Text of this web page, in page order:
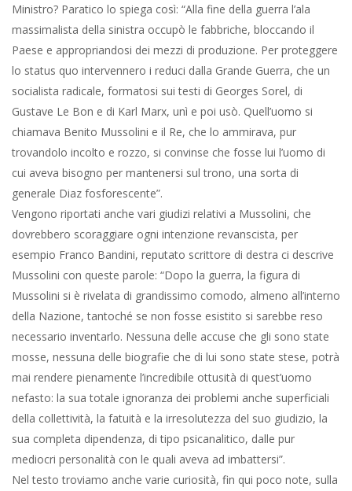
Ministro? Paratico lo spiega così: “Alla fine della guerra l’ala
massimalista della sinistra occupò le fabbriche, bloccando il
Paese e appropriandosi dei mezzi di produzione. Per proteggere
lo status quo intervennero i reduci dalla Grande Guerra, che un
socialista radicale, formatosi sui testi di Georges Sorel, di
Gustave Le Bon e di Karl Marx, unì e poi usò. Quell’uomo si
chiamava Benito Mussolini e il Re, che lo ammirava, pur
trovandolo incolto e rozzo, si convinse che fosse lui l’uomo di
cui aveva bisogno per mantenersi sul trono, una sorta di
generale Diaz fosforescente”.
Vengono riportati anche vari giudizi relativi a Mussolini, che
dovrebbero scoraggiare ogni intenzione revanscista, per
esempio Franco Bandini, reputato scrittore di destra ci descrive
Mussolini con queste parole: “Dopo la guerra, la figura di
Mussolini si è rivelata di grandissimo comodo, almeno all’interno
della Nazione, tantoché se non fosse esistito si sarebbe reso
necessario inventarlo. Nessuna delle accuse che gli sono state
mosse, nessuna delle biografie che di lui sono state stese, potrà
mai rendere pienamente l’incredibile ottusità di quest’uomo
nefasto: la sua totale ignoranza dei problemi anche superficiali
della collettività, la fatuità e la irresolutezza del suo giudizio, la
sua completa dipendenza, di tipo psicanalitico, dalle pur
mediocri personalità con le quali aveva ad imbattersi”.
Nel testo troviamo anche varie curiosità, fin qui poco note, sulla